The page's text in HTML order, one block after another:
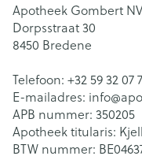
Apotheek Gombert NV
Dorpsstraat 30
8450 Bredene
Telefoon: +32 59 32 07
E-mailadres: info@
APB nummer: 350205
Apotheek titularis:
BTW nummer: